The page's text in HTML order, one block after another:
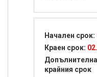
Начален срок:
Краен срок:
крайния срок